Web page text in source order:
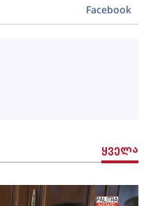
ყველა
Facebook